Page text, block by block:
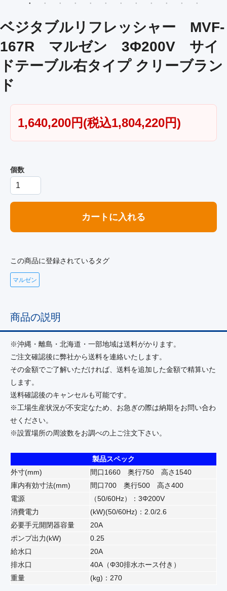
ベジタブルリフレッシャー MVF-
167R マルゼン 3Φ200V サイ
ドテーブル右タイプ クリーブラン
ド
1,640,200円(税込1,804,220円)
個数
カートに入れる
この商品に登録されているタグ
マルゼン
商品の説明
※沖縄・離島・北海道・一部地域は送料がかります。
ご注文確認後に弊社から送料を連絡いたします。
その金額でご了解いただければ、送料を追加した金額で精算いた
します。
送料確認後のキャンセルも可能です。
※工場生産状況が不安定なため、お急ぎの際は納期をお問い合わ
せください。
※設置場所の周波数をお調べの上ご注文下さい。
製品スペック
外寸(mm)
間口1660 奥行750 高さ1540
庫内有効寸法(mm)
間口700 奥行500 高さ400
電源
（50/60Hz）：3Φ200V
消費電力
(kW)(50/60Hz)：2.0/2.6
必要手元開閉器容量
20A
ポンプ出力(kW)
0.25
給水口
20A
排水口
40A（Φ30排水ホース付き）
重量
(kg)：270